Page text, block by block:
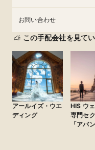
海外挙式も最短30日
ベートウェディング
ング、そしてゲスト
で、おふたりの理想
い。数々の海外挙式
案いたします。新宿
ライン相談からお好
ます。まずはお気軽
お問い合わせ
この手配会社を見て
アールイズ・ウエ
ディング
HIS ウ
専門セ
「アバ